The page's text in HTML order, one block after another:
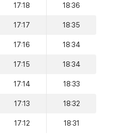
17:18 18:36
17:17 18:35
17:16 18:34
17:15 18:34
17:14 18:33
17:13 18:32
17:12 18:31